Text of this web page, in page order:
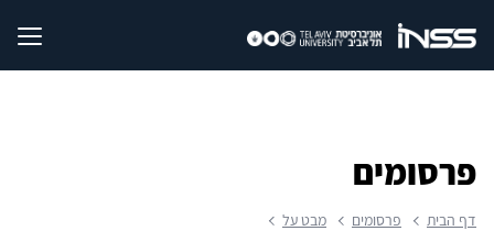
פרסומים
דף הבית פרסומים
מבט על